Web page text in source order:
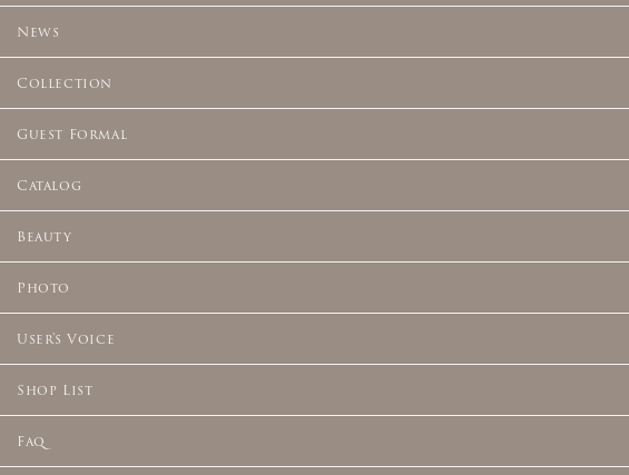
News
Collection
Guest Formal
Catalog
Beauty
Photo
User's Voice
Shop List
Faq